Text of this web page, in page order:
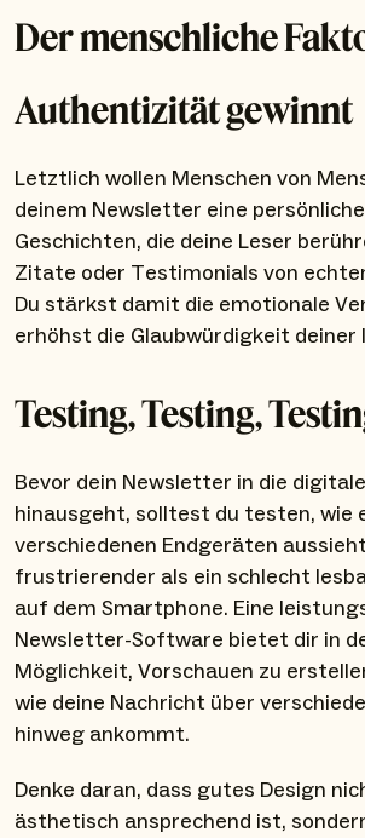
Der menschliche
Authentizität gewinnt
Letztlich wollen Menschen von
deinem Newsletter eine
Geschichten, die deine Leser
Zitate oder Testimonials von
Du stärkst damit die emotionale
erhöhst die Glaubwürdigkeit deiner
Testing, Testing,
Bevor dein Newsletter in die
hinausgeht, solltest du testen, wie
verschiedenen Endgeräten
frustrierender als ein schlecht
auf dem Smartphone. Eine
Newsletter-Software bietet dir in
Möglichkeit, Vorschauen zu
wie deine Nachricht über
hinweg ankommt.
Denke daran, dass gutes Design
ästhetisch ansprechend ist,